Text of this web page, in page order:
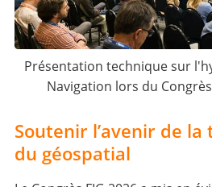
Présentation technique sur
Navigation lors du Congrès
Soutenir l’avenir de
du géospatial